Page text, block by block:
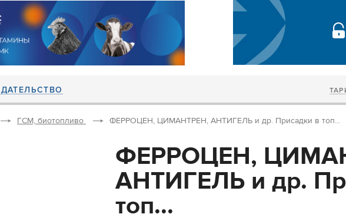
ГСМ, биотопливо ФЕРРОЦЕН, ЦИМАНТРЕН, АНТИГЕЛЬ и др. Присадки в топ...
ФЕРРОЦЕН,
АНТИГЕЛЬ и др.
топ...